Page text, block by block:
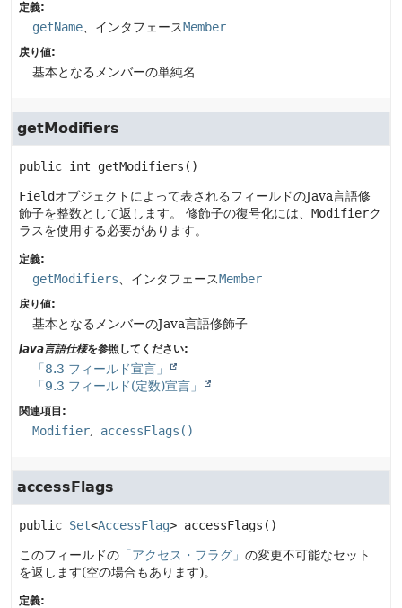
定義:
getName 、インタフェースMember
戻り値:
基本となるメンバーの単純名
getModifiers
public int getModifiers ()
Fieldオブジェクトによって表されるフィールドのJava言語修
飾子を整数として返します。
修飾子の復号化には、 Modifierク
ラスを使用する必要があります。
定義:
getModifiers 、インタフェースMember
戻り値:
基本となるメンバーのJava言語修飾子
Java言語仕様を参照してください:
「8.3 フィールド宣言」
「9.3 フィールド(定数)宣言」
関連項目:
Modifier accessFlags()
accessFlags
public Set<AccessFlag> accessFlags ()
このフィールドの 「アクセス・フラグ」 の変更不可能なセット
を返します(空の場合もあります)。
定義: